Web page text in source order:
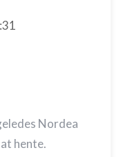
Nordea
hente.